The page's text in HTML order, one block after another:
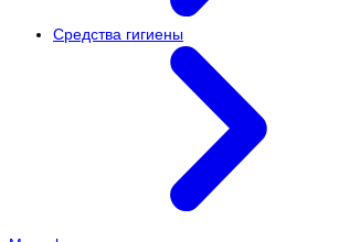
Средства гигиены